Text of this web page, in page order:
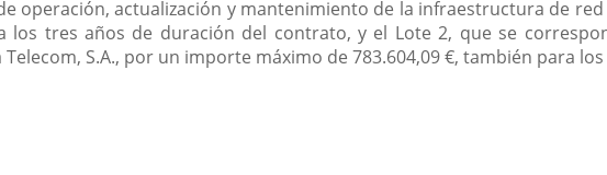
operación, actualización y mantenimiento de la infraestructura de red
los tres años de duración del contrato, y el Lote 2, que se
S.A., por un importe máximo de 783.604,09 €, también para